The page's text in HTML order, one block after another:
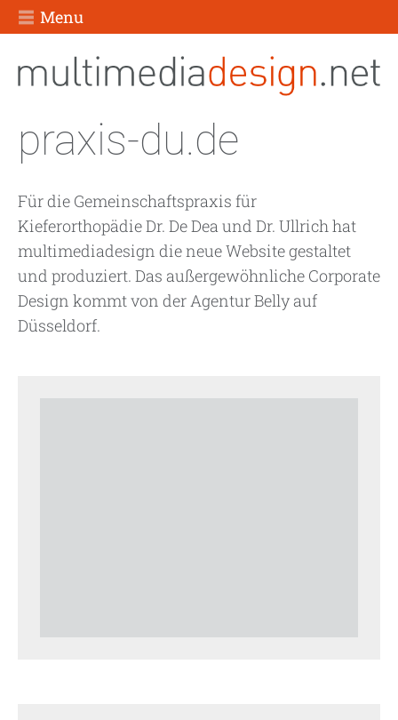
Menu
praxis-du.de
Für die Gemeinschaftspraxis für
Kieferorthopädie Dr. De Dea und Dr. Ullrich hat
multimediadesign die neue Website gestaltet
und produziert. Das außergewöhnliche Corporate
Design kommt von der Agentur Belly auf
Düsseldorf.